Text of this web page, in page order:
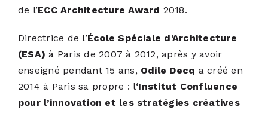
de l’ECC Architecture Award 2018.
Directrice de l’École Spéciale d’Architecture
(ESA)à Paris de 2007 à 2012, après y avoir
enseigné pendant 15 ans, Odile Decq a créé en
2014 à Paris sa propre : l‘Institut Confluence
pour l’innovation et les stratégies créatives